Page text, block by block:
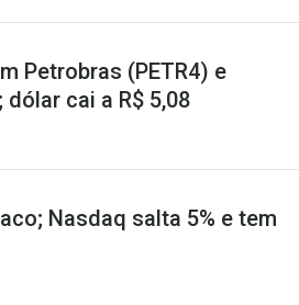
Petrobras (PETR4) e
cai a R$ 5,08
Nasdaq salta 5% e tem